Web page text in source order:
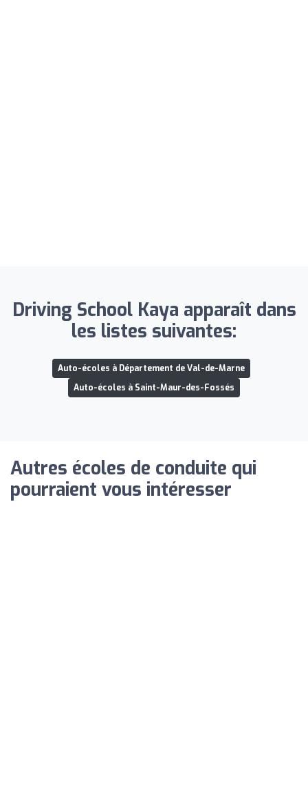
Driving School Kaya apparaît dans
les listes suivantes:
Auto-écoles à Département de Val-de-Marne
Auto-écoles à Saint-Maur-des-Fossés
Autres écoles de conduite qui
pourraient vous intéresser